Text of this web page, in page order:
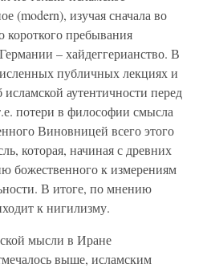
(modern), изучая сначала во
пребывания
– хайдеггерианство. В
публичных лекциях и
аутентичности перед
потери в философии смысла
Виновницей всего этого
которая, начиная с древних
божественного к измерениям
В итоге, по мнению
к нигилизму.
мысли в Иране
выше, исламским